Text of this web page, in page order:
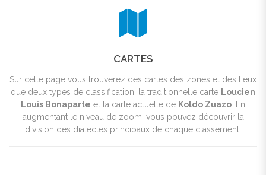
CARTES
Sur cette page vous trouverez des cartes des zones et des lieux
que deux types de classification: la traditionnelle carte Loucien
Louis Bonaparte et la carte actuelle de Koldo Zuazo . En
augmentant le niveau de zoom, vous pouvez découvrir la
division des dialectes principaux de chaque classement.